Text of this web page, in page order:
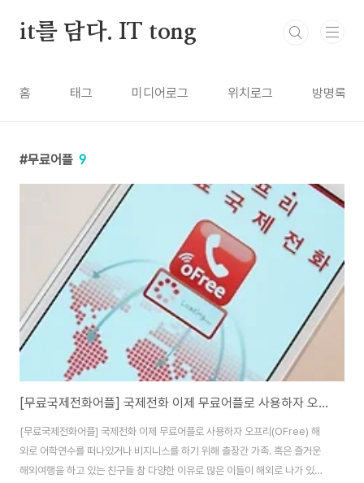
it를 담다. IT tong
홈 태그 미디어로그 위치로그 방명록
무료어플 9
[무료국제전화어플] 국제전화 이제 무료어플로 사용하자 오프리(OFree)
[무료국제전화어플] 국제전화 이제 무료어플로 사용하자 오프리(OFree) 해
외로 어학연수를 떠나있거나 비지니스를 하기 위해 출장간 가족. 혹은 즐거운
해외여행을 하고 있는 친구들 참 다양한 이유로 많은 이들이 해외로 나가 있는